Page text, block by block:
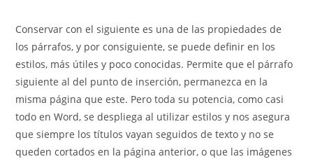
entrada:
entrada:
Conservar con el siguiente es una de las propiedades de
los párrafos, y por consiguiente, se puede definir en los
estilos, más útiles y poco conocidas. Permite que el párrafo
siguiente al del punto de inserción, permanezca en la
misma página que este. Pero toda su potencia, como casi
todo en Word, se despliega al utilizar estilos y nos asegura
que siempre los títulos vayan seguidos de texto y no se
queden cortados en la página anterior, o que las imágenes